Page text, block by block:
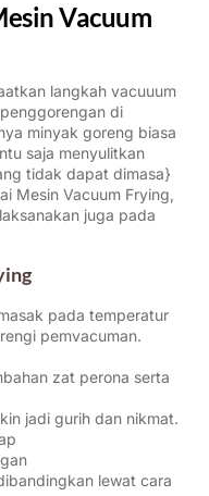
Vacuum
langkah vacuuum
di
minyak goreng biasa
saja menyulitkan
tidak dapat dimasa}
Mesin Vacuum Frying,
juga pada
pada temperatur
pemvacuman.
zat perona serta
jadi gurih dan nikmat.
lewat cara